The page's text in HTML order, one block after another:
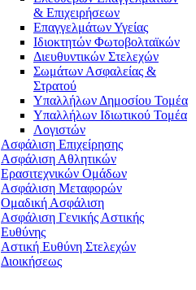
& Επιχειρήσεων
Επαγγελμάτων Υγείας
Ιδιοκτητών Φωτοβολταϊκών
Διευθυντικών Στελεχών
Σωμάτων Ασφαλείας &
Στρατού
Υπαλλήλων Δημοσίου Τομέα
Υπαλλήλων Ιδιωτικού Τομέα
Λογιστών
Ασφάλιση Επιχείρησης
Ασφάλιση Αθλητικών
Ερασιτεχνικών Ομάδων
Ασφάλιση Μεταφορών
Ομαδική Ασφάλιση
Ασφάλιση Γενικής Αστικής
Ευθύνης
Αστική Ευθύνη Στελεχών
Διοικήσεως